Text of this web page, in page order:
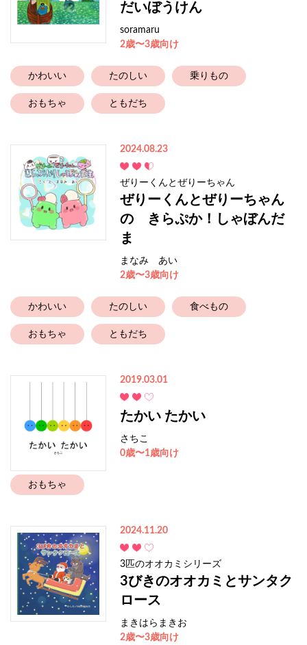
だいぼうけん
soramaru
2歳〜3歳向け
かわいい たのしい 乗りもの
おもちゃ ともだち
2024.08.23
ぜりーくんとぜりーちゃん
ぜりーくんとぜりーちゃん
の きらぷか！しゃぼんだ
ま
まなみ あい
2歳〜3歳向け
かわいい たのしい 食べもの
おもちゃ ともだち
2019.03.01
たかい たかい
さちこ
0歳〜1歳向け
おもちゃ
2024.11.20
3匹のオオカミシリーズ
3びきのオオカミとサンタク
ロース
まきはらまきお
2歳〜3歳向け